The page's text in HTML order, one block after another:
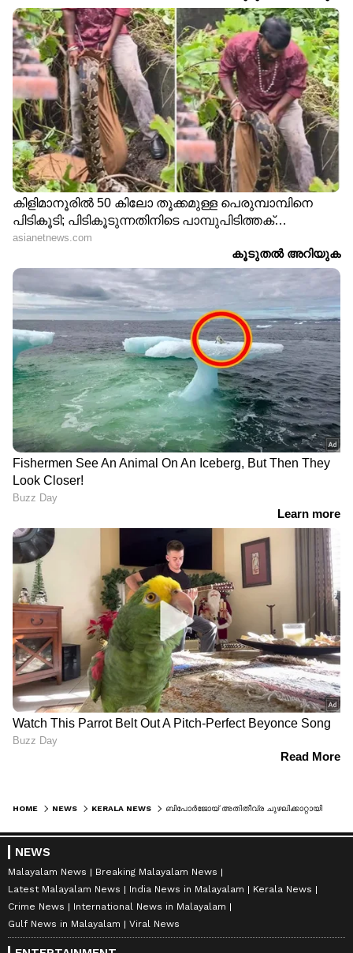
HOME NEWS KERALA NEWS
NEWS
Malayalam News
Breaking Malayalam News
Latest Malayalam News
India News in Malayalam
Kerala News
Crime News
International News in Malayalam
Gulf News in Malayalam
Viral News